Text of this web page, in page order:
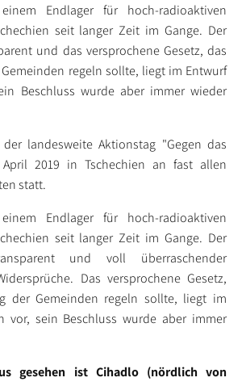
Endlager für hoch-radioaktiven
seit langer Zeit im Gange. Der
und das versprochene Gesetz, das
regeln sollte, liegt im Entwurf
Beschluss wurde aber immer wieder
landesweite Aktionstag "Gegen das
2019 in Tschechien an fast allen
statt.
Endlager für hoch-radioaktiven
seit langer Zeit im Gange. Der
und voll überraschender
Das versprochene Gesetz,
der Gemeinden regeln sollte, liegt im
vor, sein Beschluss wurde aber immer
gesehen ist Cihadlo (nördlich von